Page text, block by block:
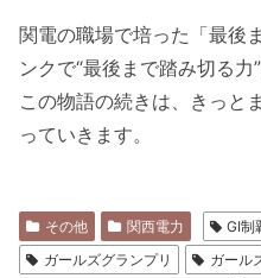
関電の職場で培った「最後
ンクで“最後まで踏み切る力
この物語の続きは、きっと
っていきます。
その他 関西電力 GI制
ガールズグランプリ
ガール